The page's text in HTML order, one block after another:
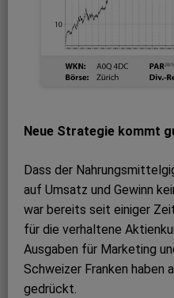
Neue Strategie kommt
Dass der
auf Umsatz und Gewinn
war bereits seit einiger
für die verhaltene
Ausgaben für Marketing
Schweizer Franken haben
gedrückt.